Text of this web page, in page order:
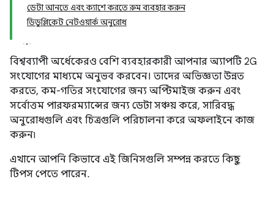
ডেটা আনতে এবং ক্যাশে করতে রুম ব্যবহার করুন
ডিডুপ্লিকেট নেটওয়ার্ক অনুরোধ
বিশ্বব্যাপী অর্ধেকেরও বেশি ব্যবহারকারী আপনার অ্যাপটি 2G
সংযোগের মাধ্যমে অনুভব করবেন। তাদের অভিজ্ঞতা উন্নত
করতে, কম-গতির সংযোগের জন্য অপ্টিমাইজ করুন এবং
সর্বোত্তম পারফরম্যান্সের জন্য ডেটা সঞ্চয় করে, সারিবদ্ধ
অনুরোধগুলি এবং চিত্রগুলি পরিচালনা করে অফলাইনে কাজ
করুন৷
এখানে আপনি কিভাবে এই জিনিসগুলি সম্পন্ন করতে কিছু
টিপস পেতে পারেন.